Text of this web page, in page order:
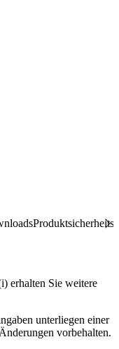
erhalten Sie weitere
unterliegen einer
vorbehalten.